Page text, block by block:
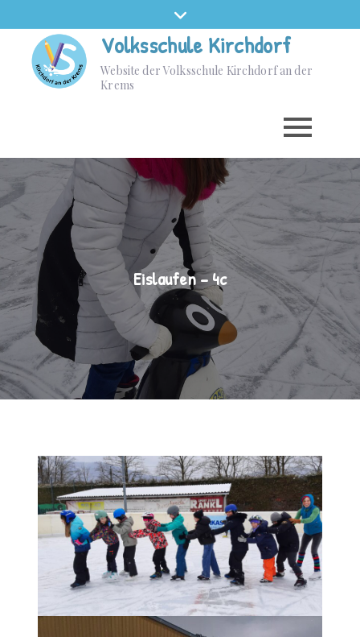
Volksschule Kirchdorf
Website der Volksschule Kirchdorf an der
Krems
Eislaufen – 4c